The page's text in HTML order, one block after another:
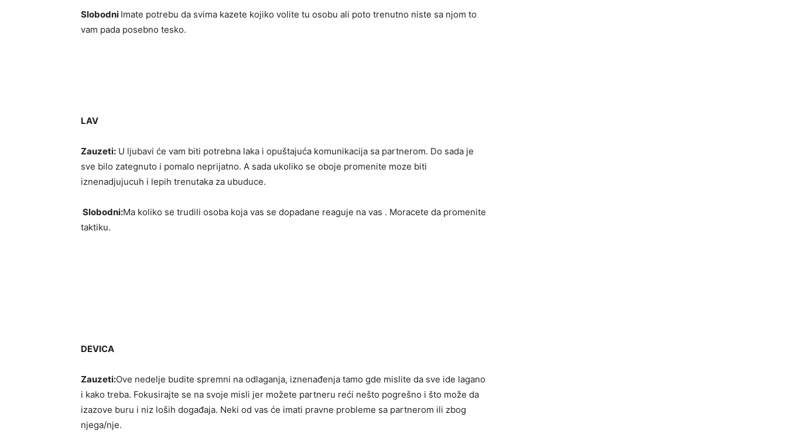
Slobodni Imate potrebu da svima kazete kojiko volite tu osobu ali poto trenutno niste sa njom to
vam pada posebno tesko.
LAV
Zauzeti: U ljubavi će vam biti potrebna laka i opuštajuća komunikacija sa partnerom. Do sada je
sve bilo zategnuto i pomalo neprijatno. A sada ukoliko se oboje promenite moze biti
iznenadjujucuh i lepih trenutaka za ubuduce.
Slobodni:Ma koliko se trudili osoba koja vas se dopadane reaguje na vas . Moracete da promenite
taktiku.
DEVICA
Zauzeti:Ove nedelje budite spremni na odlaganja, iznenađenja tamo gde mislite da sve ide lagano
i kako treba. Fokusirajte se na svoje misli jer možete partneru reći nešto pogrešno i što može da
izazove buru i niz loših događaja. Neki od vas će imati pravne probleme sa partnerom ili zbog
njega/nje.